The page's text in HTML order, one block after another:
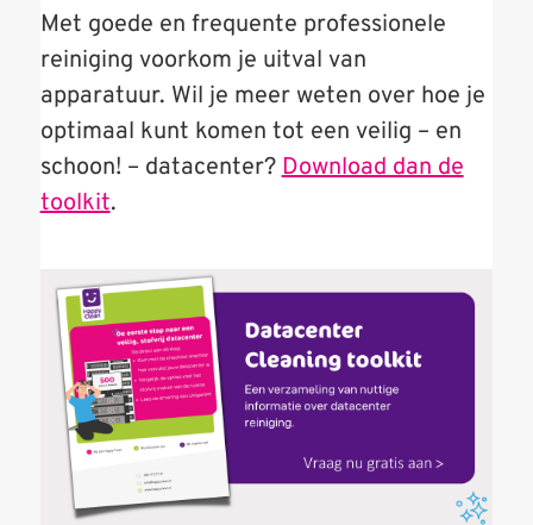
Met goede en frequente professionele
reiniging voorkom je uitval van
apparatuur. Wil je meer weten over hoe je
optimaal kunt komen tot een veilig – en
schoon! – datacenter?Download dan de
toolkit.